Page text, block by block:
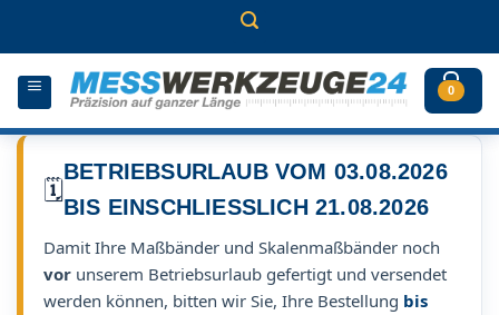
0
🗓️
BETRIEBSURLAUB VOM 03.08.2026
BIS EINSCHLIESSLICH 21.08.2026
Damit Ihre Maßbänder und Skalenmaßbänder noch
vor unserem Betriebsurlaub gefertigt und versendet
werden können, bitten wir Sie, Ihre Bestellung bis